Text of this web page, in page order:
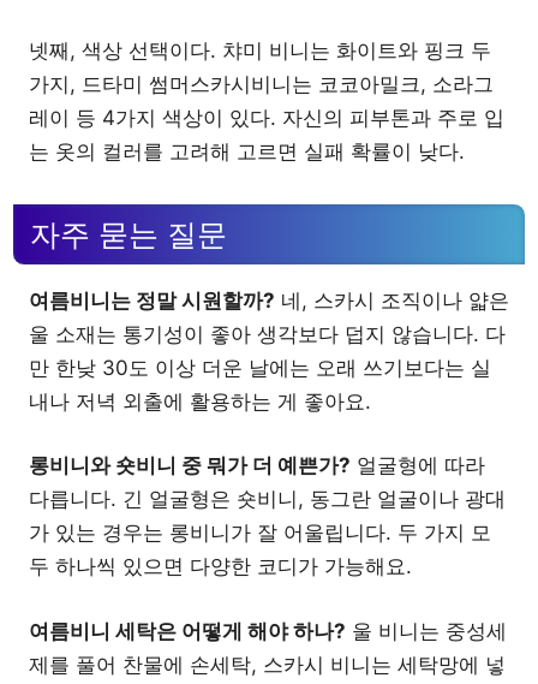
넷째, 색상 선택이다. 챠미 비니는 화이트와 핑크 두
가지, 드타미 썸머스카시비니는 코코아밀크, 소라그
레이 등 4가지 색상이 있다. 자신의 피부톤과 주로 입
는 옷의 컬러를 고려해 고르면 실패 확률이 낮다.
자주 묻는 질문
여름비니는 정말 시원할까? 네, 스카시 조직이나 얇은
울 소재는 통기성이 좋아 생각보다 덥지 않습니다. 다
만 한낮 30도 이상 더운 날에는 오래 쓰기보다는 실
내나 저녁 외출에 활용하는 게 좋아요.
롱비니와 숏비니 중 뭐가 더 예쁜가? 얼굴형에 따라
다릅니다. 긴 얼굴형은 숏비니, 동그란 얼굴이나 광대
가 있는 경우는 롱비니가 잘 어울립니다. 두 가지 모
두 하나씩 있으면 다양한 코디가 가능해요.
여름비니 세탁은 어떻게 해야 하나? 울 비니는 중성세
제를 풀어 찬물에 손세탁, 스카시 비니는 세탁망에 넣